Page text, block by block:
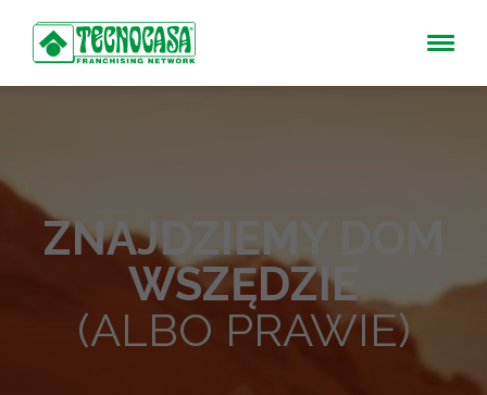
ZNAJDZIEMY DOM
WSZĘDZIE
(ALBO PRAWIE)